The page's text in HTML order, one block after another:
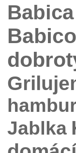
Jablka